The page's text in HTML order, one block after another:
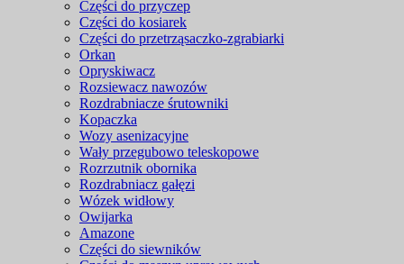
Części do przyczep
Części do kosiarek
Części do przetrząsaczko-zgrabiarki
Orkan
Opryskiwacz
Rozsiewacz nawozów
Rozdrabniacze śrutowniki
Kopaczka
Wozy asenizacyjne
Wały przegubowo teleskopowe
Rozrzutnik obornika
Rozdrabniacz gałęzi
Wózek widłowy
Owijarka
Amazone
Części do siewników